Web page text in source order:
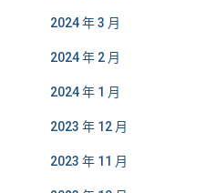
2024 年 3 月
2024 年 2 月
2024 年 1 月
2023 年 12 月
2023 年 11 月